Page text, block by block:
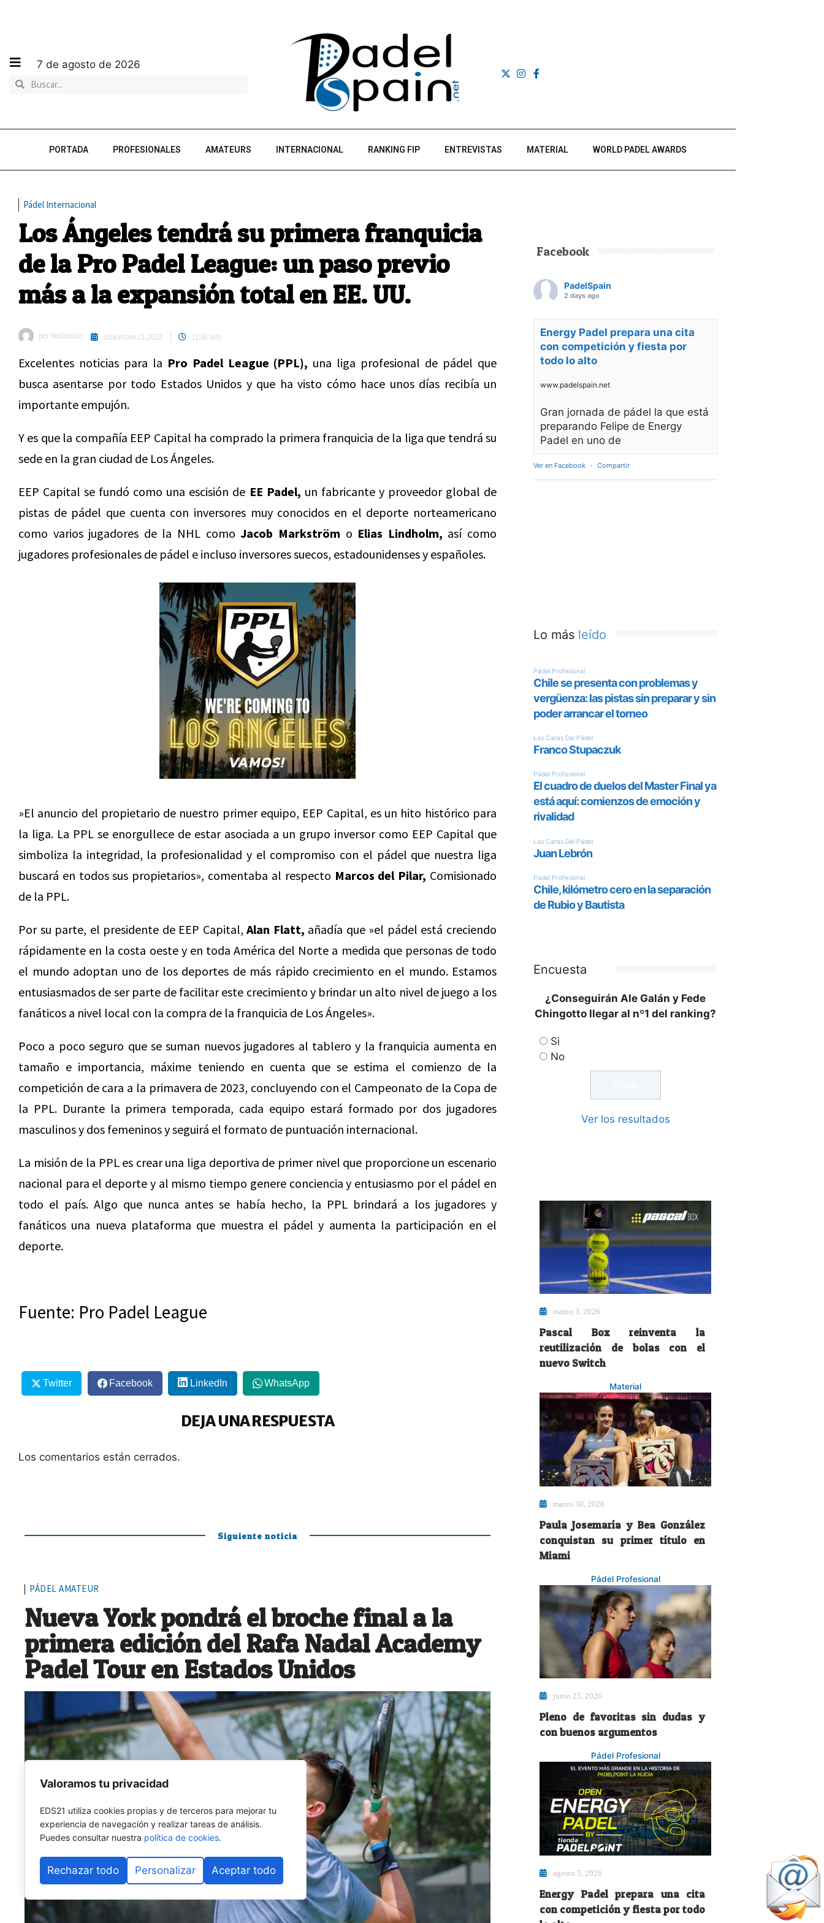
7 de agosto de 2026
PORTADA PROFESIONALES AMATEURS INTERNACIONAL RANKING FIP ENTREVISTAS MATERIAL WORLD PADEL AWARDS
Pádel Internacional
Los Ángeles tendrá su primera franquicia
de la Pro Padel League: un paso previo
más a la expansión total en EE. UU.
por Redaccion diciembre 22, 2022 11:30 am
Excelentes noticias para la Pro Padel League (PPL), una liga profesional de pádel que
busca asentarse por todo Estados Unidos y que ha visto cómo hace unos días recibía un
importante empujón.
Y es que la compañía EEP Capital ha comprado la primera franquicia de la liga que tendrá su
sede en la gran ciudad de Los Ángeles.
EEP Capital se fundó como una escisión de EE Padel, un fabricante y proveedor global de
pistas de pádel que cuenta con inversores muy conocidos en el deporte norteamericano
como varios jugadores de la NHL comoJacob Markström o Elias Lindholm, así como
jugadores profesionales de pádel e incluso inversores suecos, estadounidenses y españoles.
»El anuncio del propietario de nuestro primer equipo, EEP Capital, es un hito histórico para
la liga. La PPL se enorgullece de estar asociada a un grupo inversor como EEP Capital que
simboliza la integridad, la profesionalidad y el compromiso con el pádel que nuestra liga
buscará en todos sus propietarios», comentaba al respecto Marcos del Pilar, Comisionado
de la PPL.
Por su parte, el presidente de EEP Capital,Alan Flatt, añadía que »el pádel está creciendo
rápidamente en la costa oeste y en toda América del Norte a medida que personas de todo
el mundo adoptan uno de los deportes de más rápido crecimiento en el mundo. Estamos
entusiasmados de ser parte de facilitar este crecimiento y brindar un alto nivel de juego a los
fanáticos a nivel local con la compra de la franquicia de Los Ángeles».
Poco a poco seguro que se suman nuevos jugadores al tablero y la franquicia aumenta en
tamaño e importancia, máxime teniendo en cuenta que se estima el comienzo de la
competición de cara a la primavera de 2023, concluyendo con el Campeonato de la Copa de
la PPL. Durante la primera temporada, cada equipo estará formado por dos jugadores
masculinos y dos femeninos y seguirá el formato de puntuación internacional.
La misión de la PPL es crear una liga deportiva de primer nivel que proporcione un escenario
nacional para el deporte y al mismo tiempo genere conciencia y entusiasmo por el pádel en
todo el país. Algo que nunca antes se había hecho, la PPL brindará a los jugadores y
fanáticos una nueva plataforma que muestra el pádel y aumenta la participación en el
deporte.
Fuente: Pro Padel League
Twitter Facebook LinkedIn WhatsApp
DEJA UNA RESPUESTA
Los comentarios están cerrados.
Siguiente noticia
PÁDEL AMATEUR
Nueva York pondrá el broche final a la
primera edición del Rafa Nadal Academy
Padel Tour en Estados Unidos
Facebook
PadelSpain
2 days ago
Energy Padel prepara una cita
con competición y fiesta por
todo lo alto
www.padelspain.net
Gran jornada de pádel la que está
preparando Felipe de Energy
Padel en uno de
Ver en Facebook · Compartir
Lo más leído
Encuesta
¿Conseguirán Ale Galán y Fede
Chingotto llegar al nº1 del ranking?
Si
No
Ver los resultados
marzo 3, 2026
Pascal Box reinventa la
reutilización de bolas con el
nuevo Switch
Material
marzo 30, 2026
Paula Josemaría y Bea González
conquistan su primer título en
Miami
Pádel Profesional
junio 25, 2026
Pleno de favoritas sin dudas y
con buenos argumentos
Pádel Profesional
agosto 5, 2026
Energy Padel prepara una cita
con competición y fiesta por todo
Valoramos tu privacidad
EDS21 utiliza cookies propias y de terceros para mejorar tu
experiencia de navegación y realizar tareas de análisis.
Puedes consultar nuestra política de cookies.
Rechazar todo Personalizar Aceptar todo